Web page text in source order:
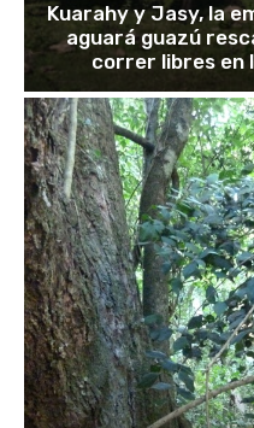
Kuarahy y Jasy, la
aguará guazú
correr libres en